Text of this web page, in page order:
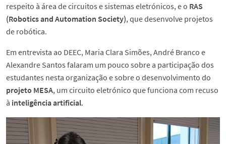
respeito à área de circuitos e sistemas eletrónicos, e o RAS
(Robotics and Automation Society), que desenvolve projetos
de robótica.
Em entrevista ao DEEC, Maria Clara Simões, André Branco e
Alexandre Santos falaram um pouco sobre a participação dos
estudantes nesta organização e sobre o desenvolvimento do
projeto MESA, um circuito eletrónico que funciona com recuso
à inteligência artificial.